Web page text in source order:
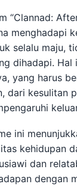
“Clannad:
menghadapi
selalu maju,
dihadapi. Hal
yang harus
dari kesulitan
ini
kehidupan
dan
dengan